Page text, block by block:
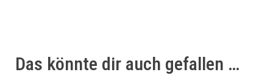
Das könnte dir auch gefallen …